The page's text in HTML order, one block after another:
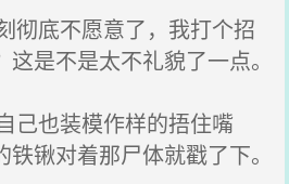
彻底不愿意了，我打个招
是不是太不礼貌了一点。
己也装模作样的捂住嘴
锹对着那尸体就戳了下。